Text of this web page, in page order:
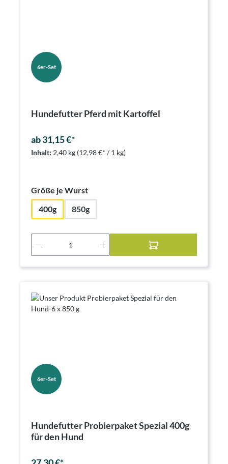
6er-Set
Hundefutter Pferd mit Kartoffel
ab 31,15 €*
Inhalt: 2,40 kg (12,98 €* / 1 kg)
Größe je Wurstauswählen
400g
850g
Produkt Anzahl: Gib den gewünschten
6er-Set
Hundefutter Probierpaket Spezial 400g
für den Hund